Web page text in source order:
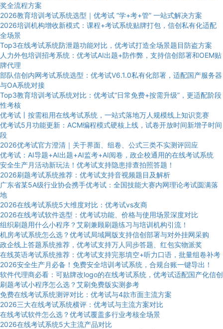
奖全流程方案
2026教育培训考试系统选型｜优考试 “学+考+管” 一站式解决方案
2026培训机构增收新模式：课程+考试系统贴牌打包，信创私有化适配
全场景
Top3在线考试系统防泄题功能对比，优考试打造全场景题目防盗方案
人力外包培训招考系统：优考试AI出题+防作弊，支持信创部署和OEM贴
牌代理
部队信创内网考试系统选型：优考试V6.1.0私有化部署，适配国产服务器
与OA系统对接
Top3教育培训考试系统对比：优考试“日常免费+按需升级”，更适配阶段
性考核
优考试丨按需租用在线考试系统，一站式落地万人规模线上知识竞赛
优考试5月功能更新：ACM编程模式硬核上线，试卷开放时间新增子时间
段
2026优考试官方澄清｜关于界面、组卷、公式三类不实测评回应
优考试：AI导题+AI出题+AI监考+AI阅卷，政企校通用的在线考试系统
安全生产月活动新玩法！优考试支持隐患排查拍照答题！
2026刷题考试系统推荐：优考试支持音视频题目及解析
广东省某5A级行业协会携手优考试：全国技能大赛内网理论考试圆满落
地
2026在线考试系统5大维度对比：优考试vs友商
2026在线考试软件选型：优考试功能、价格与使用场景深度对比
组织刷题用什么小程序？艾刷兼顾刷题练习与培训机构引流！
机房考试系统怎么选？优考试局域网版支持信创部署与对外挂网采购
政企线上答题系统推荐，优考试支持万人同步答题、红包实物派奖
在线英语考试系统推荐：优考试支持完形填空+听力口语，批量组卷补考
2026安全生产月必备！免费安全培训考试系统，合规台账一键导出！
软件代理商必看：可贴牌改logo的在线考试系统，优考试适配国产化信创
刷题考试小程序怎么选？艾刷免费版实测参考
免费在线考试系统测评对比：优考试与4款市面主流方案
2026三大在线考试系统横评：优考试与主流方案对比
在线考试软件怎么选？优考试覆盖多行业考核全场景
2026在线考试系统5大主流产品对比